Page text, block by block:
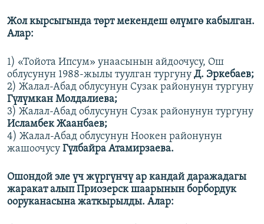
Жол кырсыгында төрт мекендеш өлүмгө кабылган.
Алар:
1) «Тойота Ипсум» унаасынын айдоочусу, Ош
облусунун 1988-жылы туулган тургуну Д. Эркебаев;
2) Жалал-Абад облусунун Сузак районунун тургуну
Гүлүмкан Молдалиева;
3) Жалал-Абад облусунун Сузак районунун тургуну
Исламбек Жаанбаев;
4) Жалал-Абад облусунун Ноокен районунун
жашоочусу Гүлбайра Атамирзаева.
Ошондой эле үч жүргүнчү ар кандай даражадагы
жаракат алып Приозерск шаарынын борбордук
ооруканасына жаткырылды. Алар: